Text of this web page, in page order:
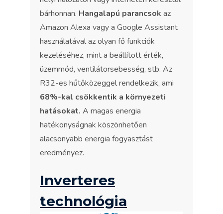
bárhonnan. Hangalapú parancsok az
Amazon Alexa vagy a Google Assistant
használatával az olyan fő funkciók
kezeléséhez, mint a beállított érték,
üzemmód, ventilátorsebesség, stb. Az
R32-es hűtőközeggel rendelkezik, ami
68%-kal csökkentik a környezeti
hatásokat. A magas energia
hatékonyságnak köszönhetően
alacsonyabb energia fogyasztást
eredményez.
Inverteres
technológia